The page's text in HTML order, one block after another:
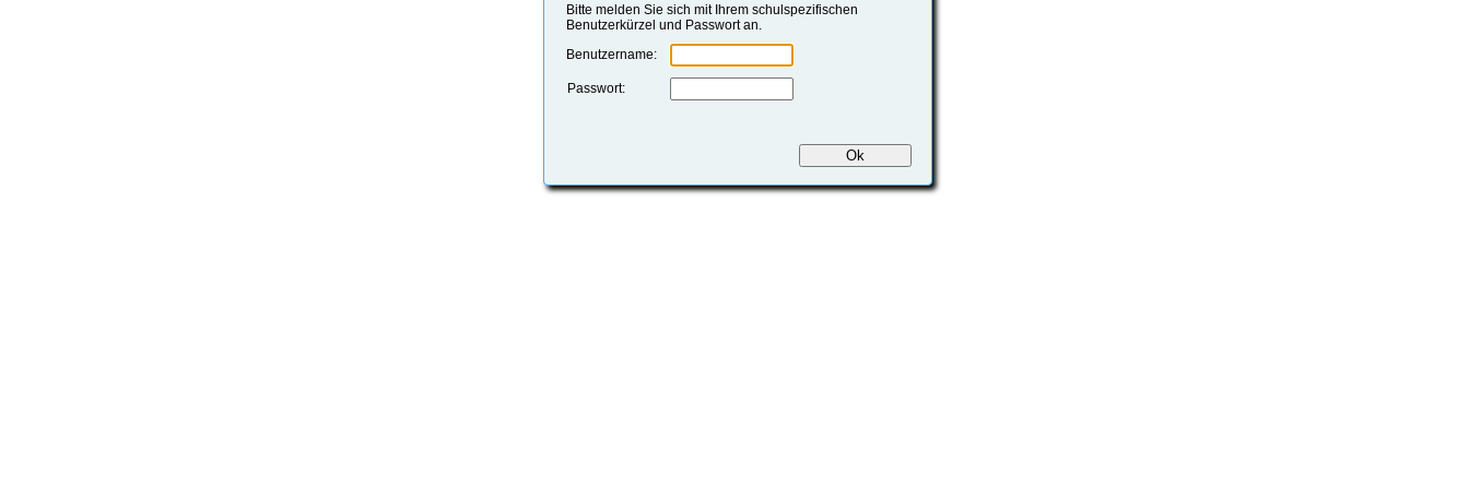
Bitte melden Sie sich mit Ihrem schulspezifischen
Benutzerkürzel und Passwort an.
Benutzername:
Passwort: